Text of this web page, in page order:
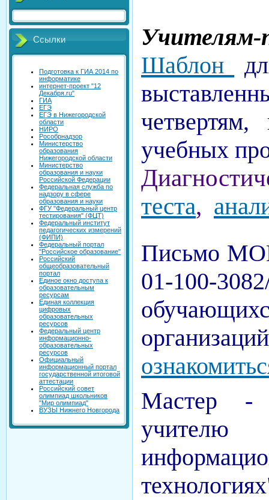
Ссылки
Подготовка к ГИА 2014 по
информатике
интернет-проект "12
Декабря.ru"
ГИА
ЕГЭ
ЕГЭ в Нижегородской
области
НИРО
Рособрнадзор
Министерство
образования
Нижегородской области
Министерство
образования и науки
Российской Федерации
Федеральная служба по
надзору в сфере
образования и науки
ФГУ "Федеральный центр
тестирования" (ФЦТ)
Федеральный институт
педагогических измерений
(ФИПИ)
Федеральный портал
"Российское образование"
Российский
общеобразовательный
портал
Единое окно доступа к
образовательным
ресурсам
Единая коллекция
цифровых
образовательных
ресурсов
Федеральный центр
информационно-
образовательных
ресурсов
Официальный
информационный портал
государственной итоговой
аттестации
Российский совет
олимпиад школьников
"Мир олимпиад"
ВУЗЫ Нижнего Новгорода
Учителям-
Шаблон
учебных
теста,
Письмо
01-100-
Мастер -